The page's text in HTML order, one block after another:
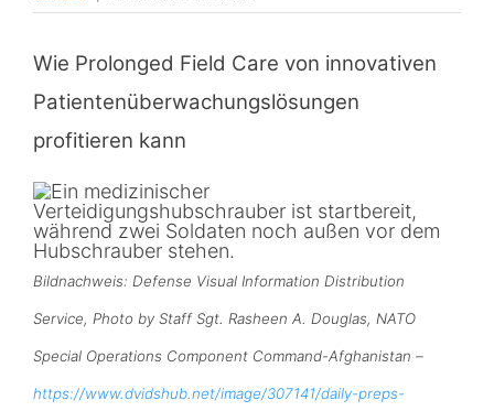
Interview:
Versorgung
von
Verwundeten
Wie Prolonged Field Care von innovativen
Patientenüberwachungslösungen
profitieren kann
Bildnachweis: Defense Visual Information Distribution
Service, Photo by Staff Sgt. Rasheen A. Douglas, NATO
Special Operations Component Command-Afghanistan –
https://www.dvidshub.net/image/307141/daily-preps-